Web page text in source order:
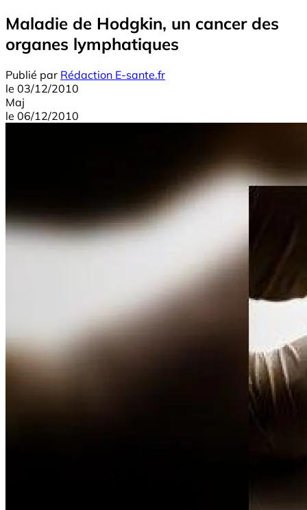
Maladie de Hodgkin, un cancer des
organes lymphatiques
Publié par Rédaction E-sante.fr
le 03/12/2010
Maj
le 06/12/2010